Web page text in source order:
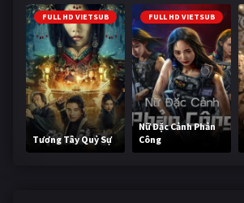
FULL HD VIETSUB
Tương Tây Quỷ Sự
FULL HD VIETSUB
Nữ Đặc Cảnh Phản
Công